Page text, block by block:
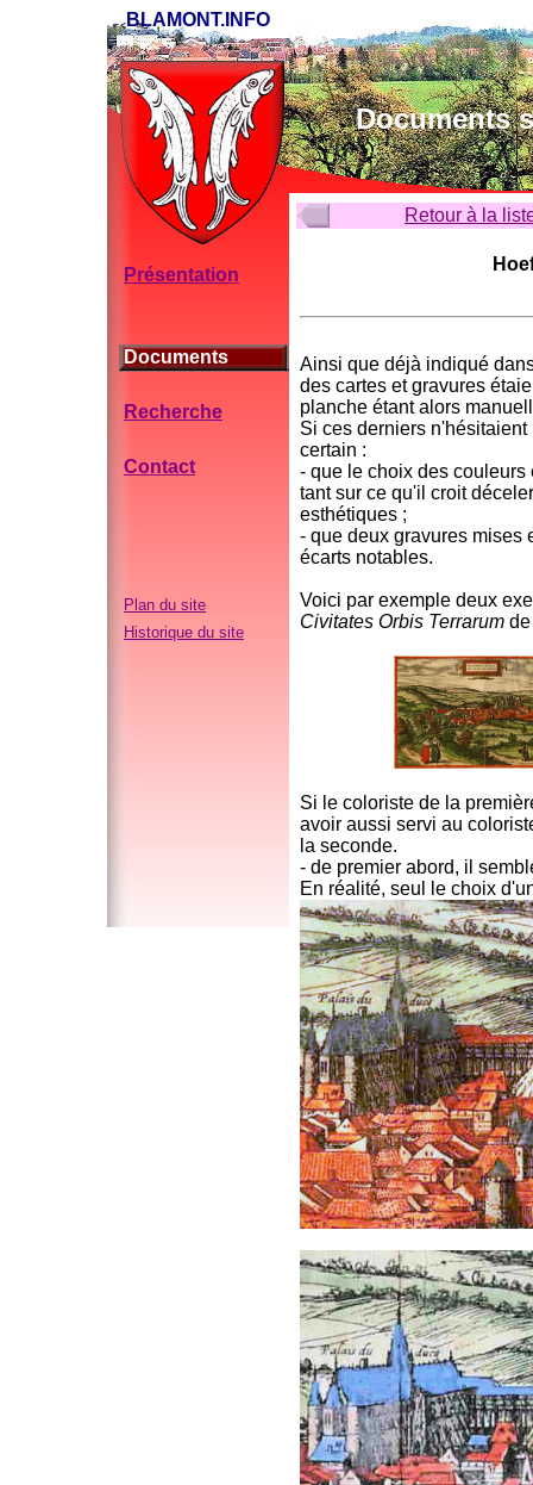
BLAMONT.INFO
Documents
Présentation
Documents
Recherche
Contact
Plan du site
Historique du site
Retour à la
Ainsi que déjà indiqué
des cartes et gravures
planche étant alors
Si ces derniers
certain :
- que le choix des
tant sur ce qu'il croit
esthétiques ;
- que deux gravures mises
écarts notables.
Voici par exemple deux
Civitates Orbis Terrarum
Si le coloriste de la
avoir aussi servi au
la seconde.
- de premier abord, il
En réalité, seul le choix